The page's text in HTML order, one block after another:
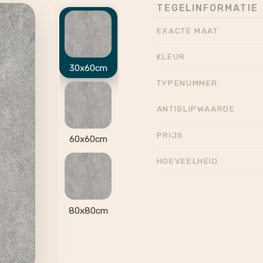
30x60cm
60x60cm
80x80cm
TEGELINFORMATIE
EXACTE MAAT
KLEUR
TYPENUMMER
ANTISLIPWAARDE
PRIJS
HOEVEELHEID